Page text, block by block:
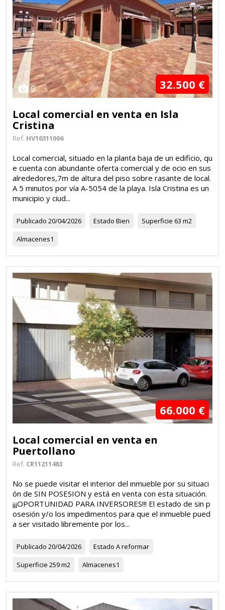
9 32.500 €
Local comercial en venta en Isla
Cristina
Ref. HV16311006
Local comercial, situado en la planta baja de un edificio, qu
e cuenta con abundante oferta comercial y de ocio en sus
alrededores,7m de altura del piso sobre rasante de local.
A 5 minutos por vía A-5054 de la playa. Isla Cristina es un
municipio y ciud...
Publicado 20/04/2026 Estado Bien Superficie 63 m2
Almacenes1
66.000 €
Local comercial en venta en
Puertollano
Ref. CR11211483
No se puede visitar el interior del inmueble por su situaci
ón de SIN POSESION y está en venta con esta situación.
¡¡¡OPORTUNIDAD PARA INVERSORES!!! El estado de sin p
osesión y/o los impedimentos para que el inmueble pued
a ser visitado libremente por los...
Publicado 20/04/2026 Estado A reformar
Superficie 259 m2 Almacenes1